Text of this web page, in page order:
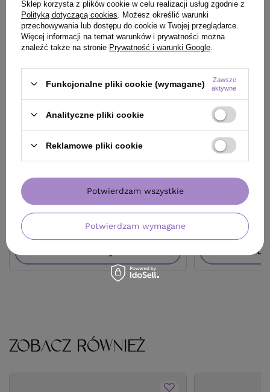
Szampon Davines OI Absolute
Beautifying do włosów 280 ml
96.9pkt
Najniższa cena produktu w okresie 30 dni przed
Cena katalogowa:
OFERTA
Odżywka
Beautifying do
126,20 zł
punktów
Najniższa cena
Cena katalogowa:
ZOBACZ RÓWNIEŻ
Sklep korzysta z plików cookie w celu realizacji usług zgodnie z
Polityką dotyczącą cookies . Możesz określić warunki
przechowywania lub dostępu do cookie w Twojej przeglądarce.
Więcej informacji na temat warunków i prywatności można
znaleźć także na stronie Prywatność i warunki Google
Funkcjonalne pliki cookie (wymagane)
Zawsze
aktywne
Analityczne pliki cookie
Reklamowe pliki cookie
Potwierdzam wymagane
Potwierdzam wszystkie